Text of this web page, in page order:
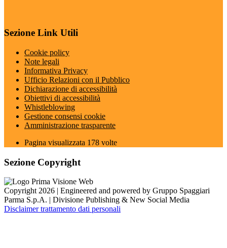
Sezione Link Utili
Cookie policy
Note legali
Informativa Privacy
Ufficio Relazioni con il Pubblico
Dichiarazione di accessibilità
Obiettivi di accessibilità
Whistleblowing
Gestione consensi cookie
Amministrazione trasparente
Pagina visualizzata 178 volte
Sezione Copyright
Copyright 2026 | Engineered and powered by Gruppo Spaggiari
Parma S.p.A. | Divisione Publishing & New Social Media
Disclaimer trattamento dati personali